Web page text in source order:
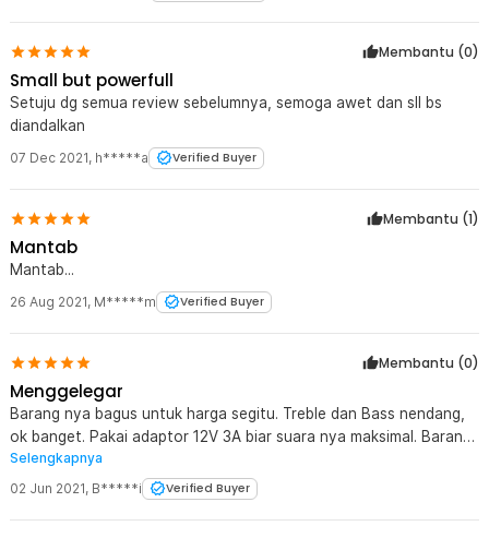
Membantu (0)
Small but powerfull
Setuju dg semua review sebelumnya, semoga awet dan sll bs
diandalkan
07 Dec 2021, h*****a Verified Buyer
Membantu (1)
Mantab
Mantab...
26 Aug 2021, M*****m Verified Buyer
Membantu (0)
Menggelegar
Barang nya bagus untuk harga segitu. Treble dan Bass nendang,
ok banget. Pakai adaptor 12V 3A biar suara nya maksimal. Barang
ini ada 2 jenis port output nya, yg pertama port merah hitam ke
speaker pasif biasa, yg kedua port hijau ke subwoofer
Selengkapnya
02 Jun 2021, B*****i Verified Buyer